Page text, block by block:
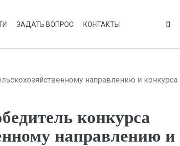
ЗАДАТЬ ВОПРОС КОНТАКТЫ
направлению и конкурса
конкурса
направлению и